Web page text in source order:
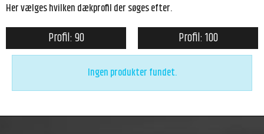
Her vælges hvilken dækprofil der søges efter.
Profil: 90 Profil: 100
Ingen produkter fundet.